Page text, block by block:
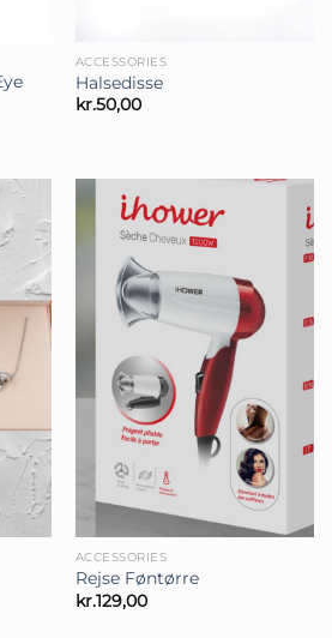
ACCESSORIES
Halsedisse
kr.50,00
ACCESSORIES
Rejse Føntørre
kr.129,00